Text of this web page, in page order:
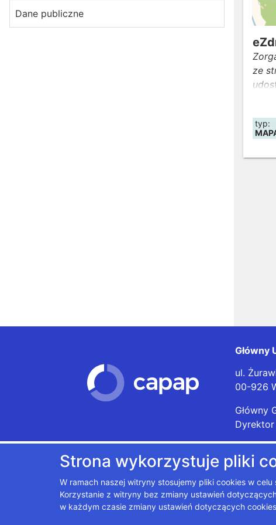
Dane publiczne
ze
typ:
Główny
ul.
00-926
Główny
Polityka prywatności
Strona wykorzystuje pliki
W ramach naszej witryny stosujemy pliki cookies w
Korzystanie z witryny bez zmiany ustawień
w każdym czasie zmiany ustawień dotyczących